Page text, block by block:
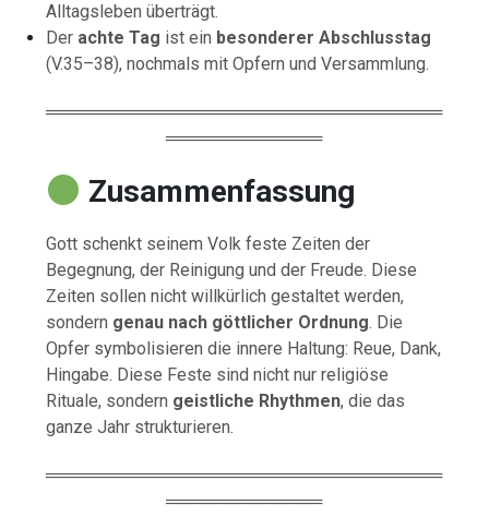
Alltagsleben überträgt.
Der achte Tag ist ein besonderer Abschlusstag
(V.35–38), nochmals mit Opfern und Versammlung.
═════════════════════════════════
═════════════
Zusammenfassung
Gott schenkt seinem Volk feste Zeiten der
Begegnung, der Reinigung und der Freude. Diese
Zeiten sollen nicht willkürlich gestaltet werden,
sondern genau nach göttlicher Ordnung. Die
Opfer symbolisieren die innere Haltung: Reue, Dank,
Hingabe. Diese Feste sind nicht nur religiöse
Rituale, sondern geistliche Rhythmen, die das
ganze Jahr strukturieren.
═════════════════════════════════
═════════════